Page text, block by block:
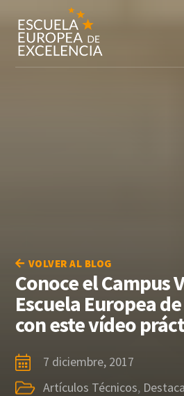
VOLVER AL BLOG
Conoce el Campus
Escuela Europea
con este vídeo
7 diciembre, 2017
Artículos Técnicos,